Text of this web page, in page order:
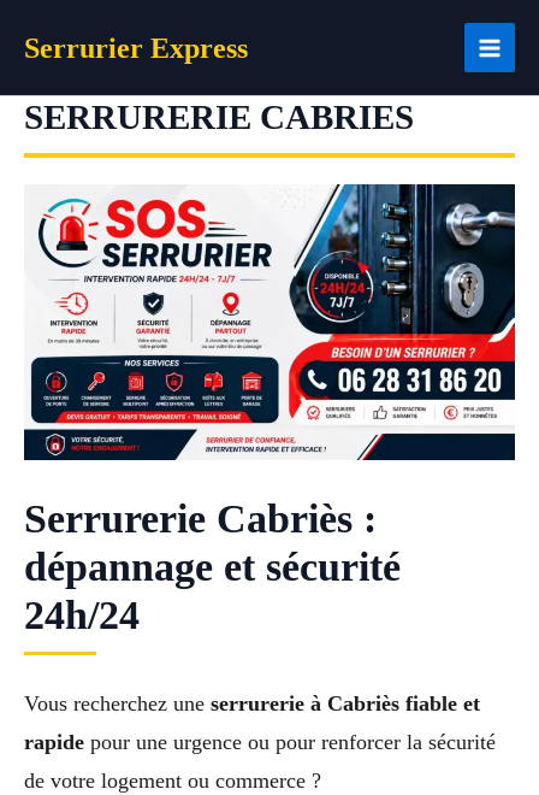
Serrurier Express
SERRURERIE CABRIES
Serrurerie Cabriès :
dépannage et sécurité
24h/24
Vous recherchez une serrurerie à Cabriès fiable et
rapide pour une urgence ou pour renforcer la sécurité
de votre logement ou commerce ?